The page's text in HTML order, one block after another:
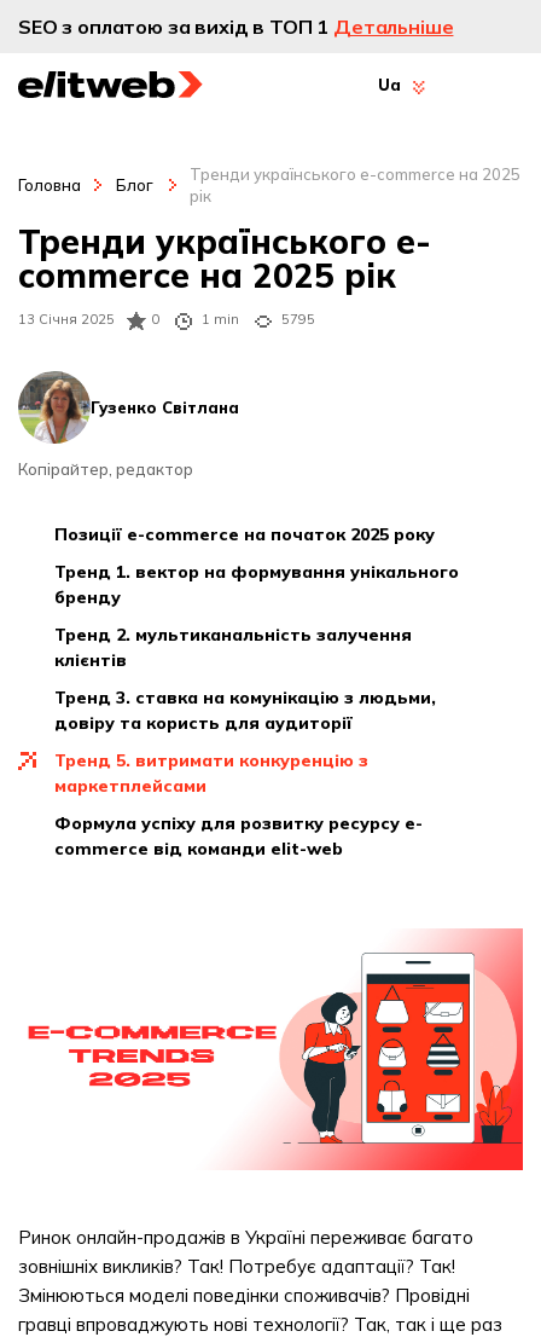
SEO з оплатою за вихід в ТОП 1 Детальніше
Ua
Головна Блог
Тренди українського e-commerce на 2025
рік
13 Січня 2025 0 1 min 5795
Гузенко Світлана
Копірайтер, редактор
Тренди українського e-
commerce на 2025 рік
позиції e-сommerce на початок 2025 року
тренд 1. вектор на формування унікального
бренду
тренд 2. мультиканальність залучення
клієнтів
тренд 3. ставка на комунікацію з людьми,
довіру та користь для аудиторії
тренд 5. витримати конкуренцію з
маркетплейсами
формула успіху для розвитку ресурсу e-
commerce від команди elit-web
Ринок онлайн-продажів в Україні переживає багато
зовнішніх викликів? Так! Потребує адаптації? Так!
Змінюються моделі поведінки споживачів? Провідні
гравці впроваджують нові технології? Так, так і ще раз